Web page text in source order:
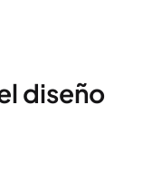
diseño